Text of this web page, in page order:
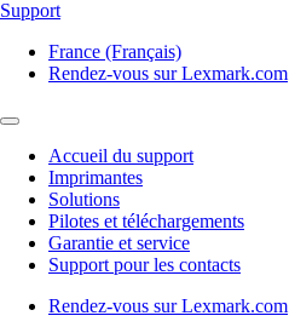
Support
France (Français)
Rendez-vous sur Lexmark.com
Accueil du support
Imprimantes
Solutions
Pilotes et téléchargements
Garantie et service
Support pour les contacts
Rendez-vous sur Lexmark.com